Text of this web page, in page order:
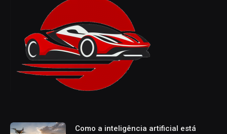
Como a inteligência artificial está